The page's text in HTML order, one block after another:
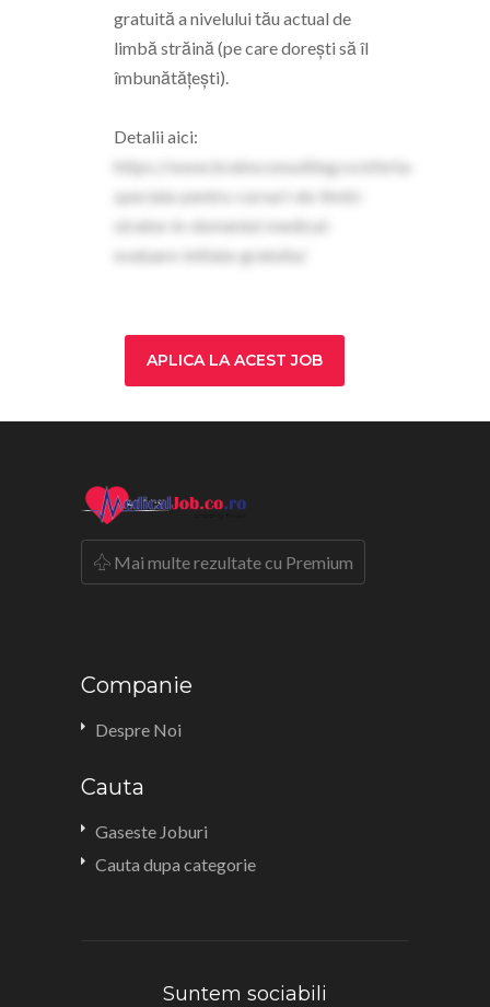
gratuită a nivelului tău actual de
limbă străină (pe care dorești să îl
îmbunătățești).
Detalii aici:
https://www.brainsconsulting.ro/oferta-
speciala-pentru-cursuri-de-limbi-
straine-in-domeniul-medical-
evaluare-initiala-gratuita/
APLICA LA ACEST JOB
Mai multe rezultate cu Premium
Companie
Despre Noi
Cauta
Gaseste Joburi
Cauta dupa categorie
Suntem sociabili